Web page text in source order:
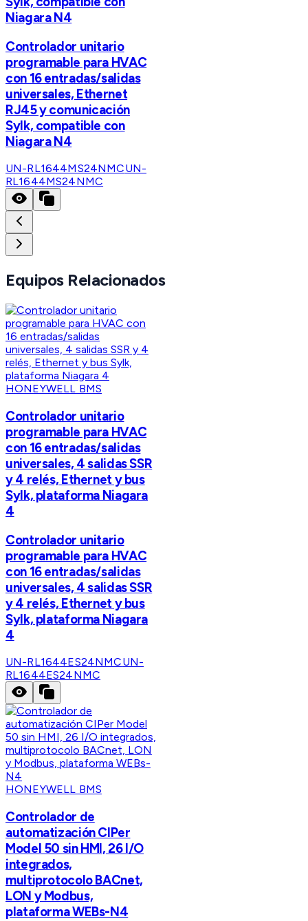
Niagara N4
Controlador unitario
programable para HVAC
con 16 entradas/salidas
universales, Ethernet
RJ45 y comunicación
Sylk, compatible con
Niagara N4
UN-RL1644MS24NMCUN-
RL1644MS24NMC
Equipos Relacionados
HONEYWELL BMS
Controlador unitario
programable para HVAC
con 16 entradas/salidas
universales, 4 salidas SSR
y 4 relés, Ethernet y bus
Sylk, plataforma Niagara
4
Controlador unitario
programable para HVAC
con 16 entradas/salidas
universales, 4 salidas SSR
y 4 relés, Ethernet y bus
Sylk, plataforma Niagara
4
UN-RL1644ES24NMCUN-
RL1644ES24NMC
HONEYWELL BMS
Controlador de
automatización CIPer
Model 50 sin HMI, 26 I/O
integrados,
multiprotocolo BACnet,
LON y Modbus,
plataforma WEBs-N4